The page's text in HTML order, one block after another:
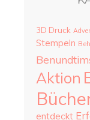
3D Druck
Stempeln
Aktion
entdeckt